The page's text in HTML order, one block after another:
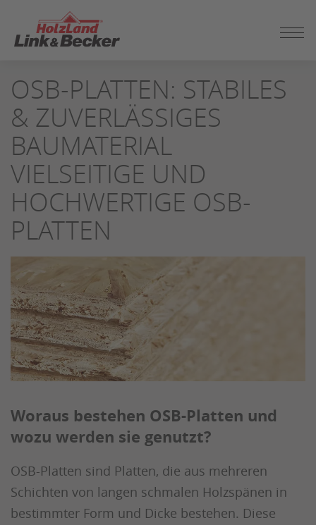
SEITENINHALT
SPRINGEN
OSB-PLATTEN: STABILES
& ZUVERLÄSSIGES
BAUMATERIAL
VIELSEITIGE UND
HOCHWERTIGE OSB-
PLATTEN
Woraus bestehen OSB-Platten und
wozu werden sie genutzt?
OSB-Platten sind Platten, die aus mehreren
Schichten von langen schmalen Holzspänen in
bestimmter Form und Dicke bestehen. Diese